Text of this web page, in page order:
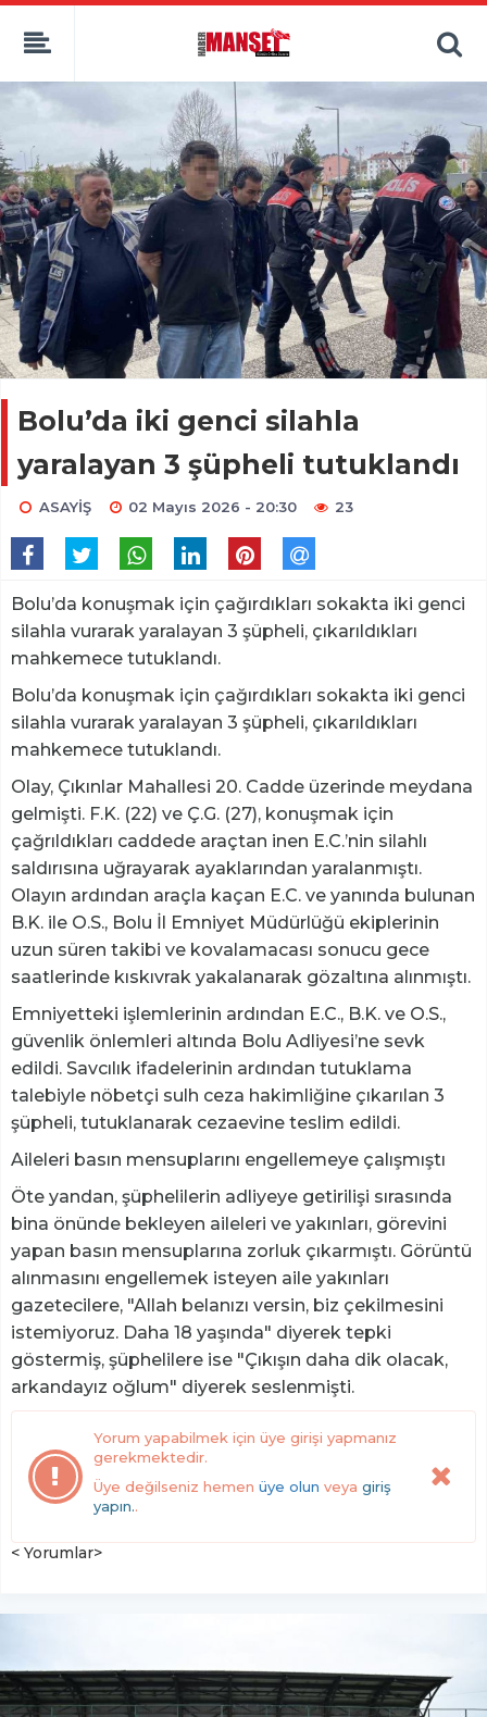
Bolu’da iki genci silahla
yaralayan 3 şüpheli tutuklandı
ASAYİŞ 02 Mayıs 2026 - 20:30 23
Bolu’da konuşmak için çağırdıkları sokakta iki genci
silahla vurarak yaralayan 3 şüpheli, çıkarıldıkları
mahkemece tutuklandı.
Bolu’da konuşmak için çağırdıkları sokakta iki genci
silahla vurarak yaralayan 3 şüpheli, çıkarıldıkları
mahkemece tutuklandı.
Olay, Çıkınlar Mahallesi 20. Cadde üzerinde meydana
gelmişti. F.K. (22) ve Ç.G. (27), konuşmak için
çağrıldıkları caddede araçtan inen E.C.’nin silahlı
saldırısına uğrayarak ayaklarından yaralanmıştı.
Olayın ardından araçla kaçan E.C. ve yanında bulunan
B.K. ile O.S., Bolu İl Emniyet Müdürlüğü ekiplerinin
uzun süren takibi ve kovalamacası sonucu gece
saatlerinde kıskıvrak yakalanarak gözaltına alınmıştı.
Emniyetteki işlemlerinin ardından E.C., B.K. ve O.S.,
güvenlik önlemleri altında Bolu Adliyesi’ne sevk
edildi. Savcılık ifadelerinin ardından tutuklama
talebiyle nöbetçi sulh ceza hakimliğine çıkarılan 3
şüpheli, tutuklanarak cezaevine teslim edildi.
Aileleri basın mensuplarını engellemeye çalışmıştı
Öte yandan, şüphelilerin adliyeye getirilişi sırasında
bina önünde bekleyen aileleri ve yakınları, görevini
yapan basın mensuplarına zorluk çıkarmıştı. Görüntü
alınmasını engellemek isteyen aile yakınları
gazetecilere, "Allah belanızı versin, biz çekilmesini
istemiyoruz. Daha 18 yaşında" diyerek tepki
göstermiş, şüphelilere ise "Çıkışın daha dik olacak,
arkandayız oğlum" diyerek seslenmişti.
Yorum yapabilmek için üye girişi yapmanız
gerekmektedir.
Üye değilseniz hemen üye olun veya giriş
yapın..
< Yorumlar>